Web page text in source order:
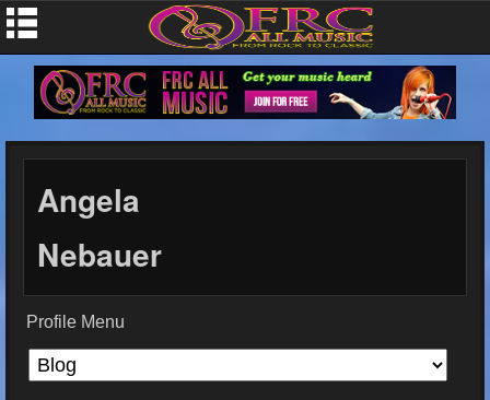
Angela
Nebauer
Profile Menu